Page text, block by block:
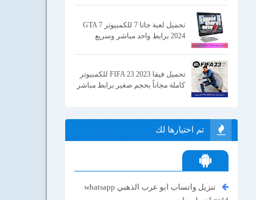
تحميل لعبة جاتا 7 للكمبيوتر GTA 7
2024 برابط واحد مباشر وسريع
تحميل فيفا 2023 FIFA 23 للكمبيوتر
كاملة مجاناً بحجم صغير برابط مباشر
تم اختيارها لك
تنزيل واتساب ابو عرب الذهبي whatsapp